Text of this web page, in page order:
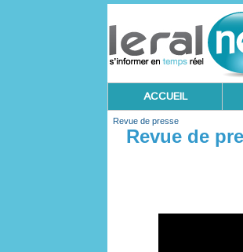
ACCUEIL
Revue de presse
Revue de